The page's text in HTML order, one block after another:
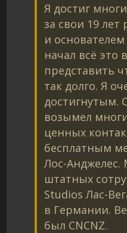
Я достиг
за свои 19
и основателем
начал всё это
представить
так долго. Я
достигнутым.
возымел
ценных
бесплатным
Лос-
штатных
Studios Лас-
в Германии.
был CNCNZ.